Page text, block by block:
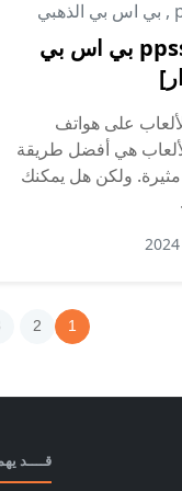
, بي اس بي الذهبي
تحميل ppsspp gold بي اس بي
على هواتف
الألعاب هي أفضل طريقة
ولكن هل يمكنك
1
2
قــــد